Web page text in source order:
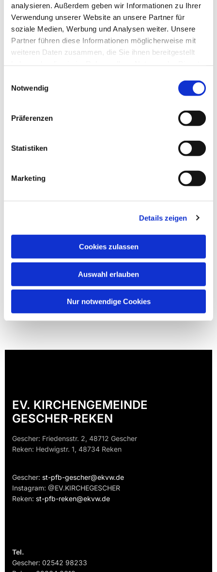
analysieren. Außerdem geben wir Informationen zu Ihrer
Verwendung unserer Website an unsere Partner für
soziale Medien, Werbung und Analysen weiter. Unsere
Partner führen diese Informationen möglicherweise mit
weiteren Daten zusammen, die Sie ihnen bereitgestellt
Notwendig
Präferenzen
Statistiken
Marketing
Details zeigen
Cookies zulassen
Auswahl erlauben
Nur notwendige Cookies
Dies könnte Sie auch
EV. KIRCHENGEMEINDE
GESCHER-REKEN
Gescher: Friedensstr. 2, 48712 Gescher
Reken: Hedwigstr. 1, 48734 Reken
Gescher: st-pfb-gescher@ekvw.de
Instagram: @EV.KIRCHEGESCHER
Reken: st-pfb-reken@ekvw.de
Tel.
Gescher: 02542 98233